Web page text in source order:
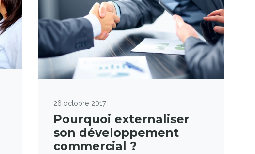
26 octobre 2017
Pourquoi externaliser
son développement
commercial ?